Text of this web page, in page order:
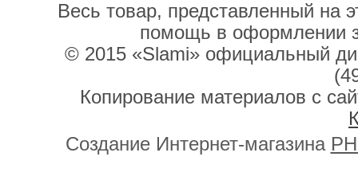
Весь товар, представленный на
помощь в оформлении
© 2015 «Slami» официальный
Копирование материалов с
Создание Интернет-магазина